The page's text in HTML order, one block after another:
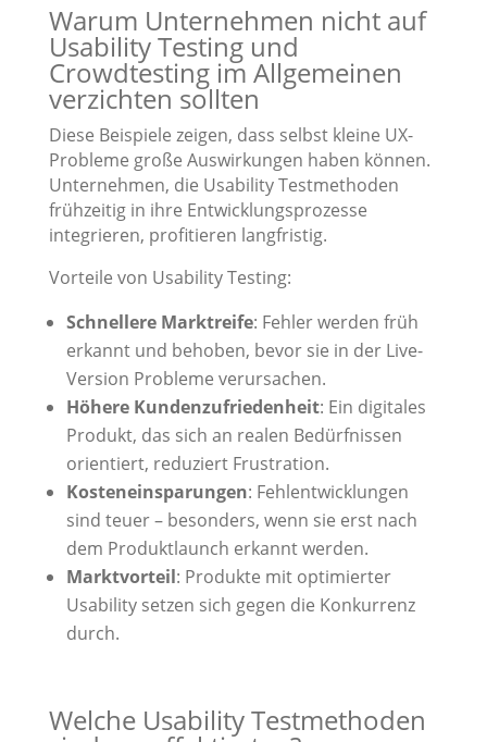
Warum Unternehmen nicht auf
Usability Testing und
Crowdtesting im Allgemeinen
verzichten sollten
Diese Beispiele zeigen, dass selbst kleine UX-
Probleme große Auswirkungen haben können.
Unternehmen, die Usability Testmethoden
frühzeitig in ihre Entwicklungsprozesse
integrieren, profitieren langfristig.
Vorteile von Usability Testing:
Schnellere Marktreife: Fehler werden früh
erkannt und behoben, bevor sie in der Live-
Version Probleme verursachen.
Höhere Kundenzufriedenheit: Ein digitales
Produkt, das sich an realen Bedürfnissen
orientiert, reduziert Frustration.
Kosteneinsparungen: Fehlentwicklungen
sind teuer – besonders, wenn sie erst nach
dem Produktlaunch erkannt werden.
Marktvorteil: Produkte mit optimierter
Usability setzen sich gegen die Konkurrenz
durch.
Welche Usability Testmethoden